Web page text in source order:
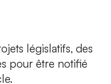
législatifs, des
pour être notifié